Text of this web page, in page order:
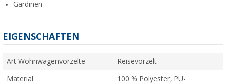
Gardinen
EIGENSCHAFTEN
Art Wohnwagenvorzelte Reisevorzelt
Material
100 % Polyester, PU-